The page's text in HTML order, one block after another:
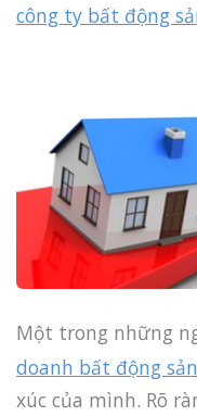
công ty bất động
Một trong những
doanh bất động sản
xúc của mình. Rõ